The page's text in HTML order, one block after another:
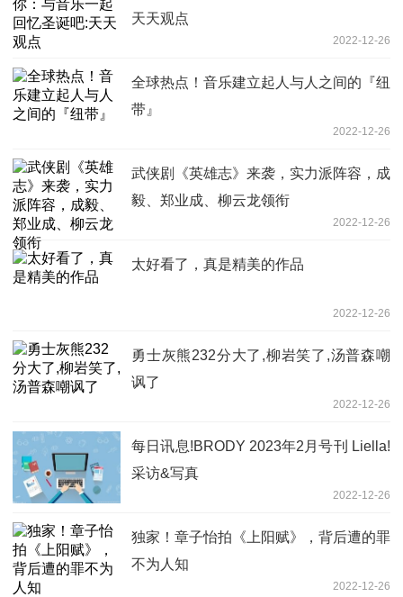
天天观点
2022-12-26
全球热点！音乐建立起人与人之间的『纽
带』
2022-12-26
武侠剧《英雄志》来袭，实力派阵容，成
毅、郑业成、柳云龙领衔
2022-12-26
太好看了，真是精美的作品
2022-12-26
勇士灰熊232分大了,柳岩笑了,汤普森嘲
讽了
2022-12-26
每日讯息!BRODY 2023年2月号刊 Liella!
采访&写真
2022-12-26
独家！章子怡拍《上阳赋》，背后遭的罪
不为人知
2022-12-26